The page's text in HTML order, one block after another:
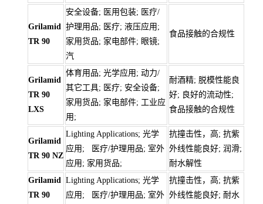
Grilamid
TR 90
安全设备; 医用包装; 医疗/
护理用品; 医疗; 液压应用;
家用货品; 家电部件; 眼镜;
汽
食品接触的合规性
Grilamid
TR 90
LXS
体育用品; 光学应用; 动力/
其它工具; 医疗; 安全设备;
家用货品; 家电部件; 工业应
用;
耐酒精; 脱模性能良
好; 良好的流动性;
食品接触的合规性
Grilamid
TR 90 NZ
Lighting Applications; 光学
应用; 医疗/护理用品; 室外
应用; 家用货品;
抗撞击性，高; 抗紫
外线性能良好; 润滑;
耐水解性
Grilamid
TR 90
Lighting Applications; 光学
应用; 医疗/护理用品; 室外
抗撞击性，高; 抗紫
外线性能良好; 耐水